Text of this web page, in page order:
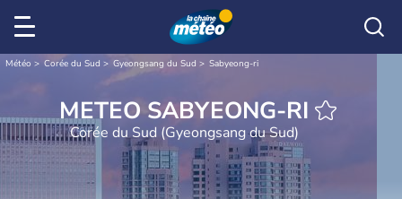
Météo Corée du Sud Gyeongsang du Sud Sabyeong-ri
METEO SABYEONG-RI
Corée du Sud (Gyeongsang du Sud)